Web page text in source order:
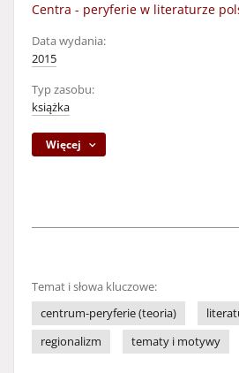
Centra - peryferie w literaturze
Data wydania:
2015
Typ zasobu:
książka
Więcej
Temat i słowa kluczowe:
centrum-peryferie (teoria)
regionalizm
tematy i motywy